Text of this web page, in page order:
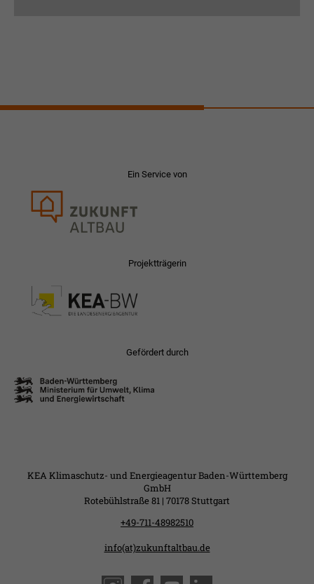
Ein Service von
Projektträgerin
Gefördert durch
KEA Klimaschutz- und Energieagentur Baden-Württemberg
GmbH
Rotebühlstraße 81 | 70178 Stuttgart
+49-711-48982510
info(at)zukunftaltbau.de